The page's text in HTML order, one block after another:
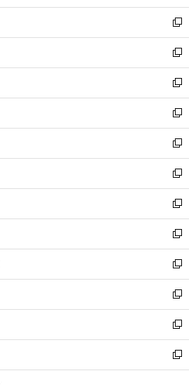
開
く
ウ
で
開
く
ン
ド
ウ
で
開
く
新
し
い
ウ
ィ
ン
ド
ウ
で
開
く
新
し
い
ウ
ィ
ン
ド
ウ
で
開
く
新
し
い
ウ
ィ
ン
ド
ウ
で
開
く
新
し
い
ウ
ィ
ン
ド
ウ
で
開
く
新
し
い
ウ
ィ
ン
ド
ウ
で
開
く
新
し
い
ウ
ィ
ン
ド
ウ
で
開
く
新
し
い
ウ
ィ
ン
ド
ウ
で
開
く
新
し
い
ウ
ィ
ン
ド
ウ
で
開
新
し
い
ウ
ィ
ン
ド
ウ
新
し
い
ウ
ィ
ン
新
し
い
ウ
新
し